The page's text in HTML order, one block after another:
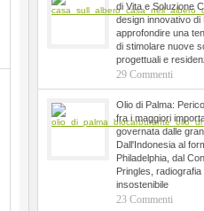
di Vita e Soluzione
design innovativo di
approfondire una
di stimolare nuove
progettuali e
29 Commenti
Olio di Palma:
fra i maggiori
governata dalle
Dall'Indonesia al
Philadelphia, dal
Pringles,
insostenibile
23 Commenti